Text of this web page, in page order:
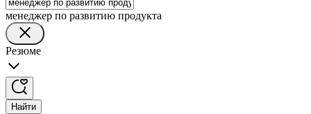
менеджер по развитию продукта
Резюме
Найти